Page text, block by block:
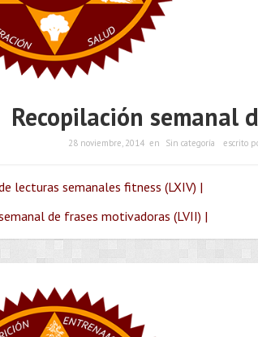
Recopilación semanal
28 noviembre, 2014 en Sin categoría escrito
lecturas semanales fitness (LXIV) |
de frases motivadoras (LVII) |